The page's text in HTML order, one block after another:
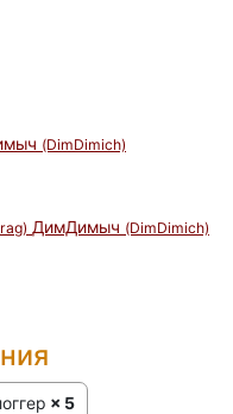
(DimDimich)
ДимДимыч (DimDimich)
× 5